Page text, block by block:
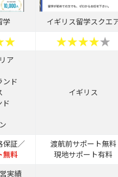
学 イギリス留学スクエ
ア
ンド
ド
イギリス
保証／
無料
渡航前サポート無料
現地サポート有料
実績